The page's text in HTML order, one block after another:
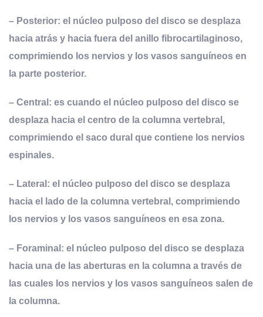
– Posterior: el núcleo pulposo del disco se desplaza
hacia atrás y hacia fuera del anillo fibrocartilaginoso,
comprimiendo los nervios y los vasos sanguíneos en
la parte posterior.
– Central: es cuando el núcleo pulposo del disco se
desplaza hacia el centro de la columna vertebral,
comprimiendo el saco dural que contiene los nervios
espinales.
– Lateral: el núcleo pulposo del disco se desplaza
hacia el lado de la columna vertebral, comprimiendo
los nervios y los vasos sanguíneos en esa zona.
– Foraminal: el núcleo pulposo del disco se desplaza
hacia una de las aberturas en la columna a través de
las cuales los nervios y los vasos sanguíneos salen de
la columna.